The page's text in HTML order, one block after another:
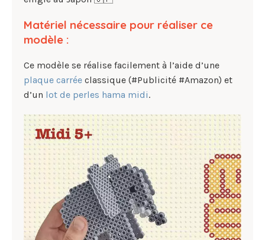
Matériel nécessaire pour réaliser ce
modèle :
Ce modèle se réalise facilement à l’aide d’une
plaque carrée classique (#Publicité #Amazon) et
d’un lot de perles hama midi.